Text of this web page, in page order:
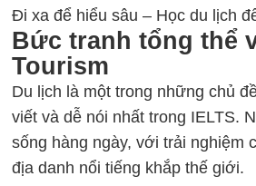
Đi xa để hiểu sâu – Học du lịch
Bức tranh tổng thể
Tourism
Du lịch là một trong những chủ
viết và dễ nói nhất trong IELTS.
sống hàng ngày, với trải nghiệm
địa danh nổi tiếng khắp thế giới.